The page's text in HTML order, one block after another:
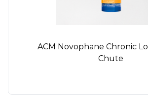
ACM Novophane Chronic
Chute